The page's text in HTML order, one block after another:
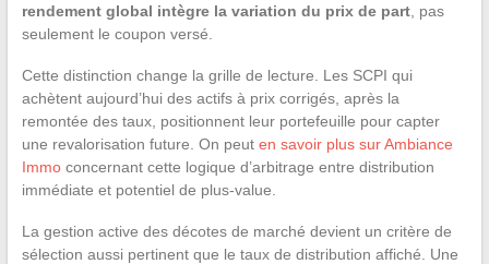
rendement global intègre la variation du prix de part, pas
seulement le coupon versé.
Cette distinction change la grille de lecture. Les SCPI qui
achètent aujourd’hui des actifs à prix corrigés, après la
remontée des taux, positionnent leur portefeuille pour capter
une revalorisation future. On peut en savoir plus sur Ambiance
Immoconcernant cette logique d’arbitrage entre distribution
immédiate et potentiel de plus-value.
La gestion active des décotes de marché devient un critère de
sélection aussi pertinent que le taux de distribution affiché. Une